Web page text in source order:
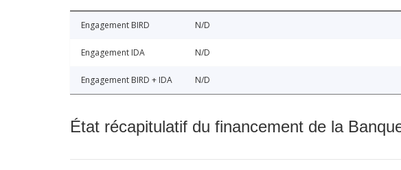
Engagement BIRD N/D
Engagement IDA N/D
Engagement BIRD + IDA N/D
État récapitulatif du financement de la